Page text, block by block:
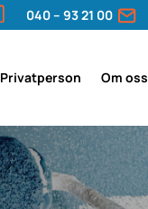
040 – 93 21 00
Privatperson Om oss